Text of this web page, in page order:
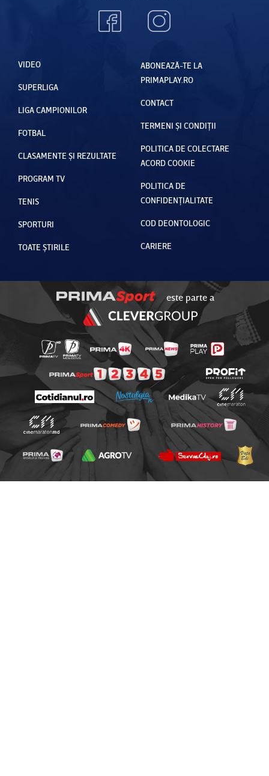
VIDEO
SUPERLIGA
LIGA CAMPIONILOR
FOTBAL
CLASAMENTE ȘI REZULTATE
PROGRAM TV
TENIS
SPORTURI
TOATE ȘTIRILE
ABONEAZĂ-TE LA
PRIMAPLAY.RO
CONTACT
TERMENI ȘI CONDIȚII
POLITICA DE COLECTARE
ACORD COOKIE
POLITICA DE
CONFIDENȚIALITATE
COD DEONTOLOGIC
CARIERE
este parte a